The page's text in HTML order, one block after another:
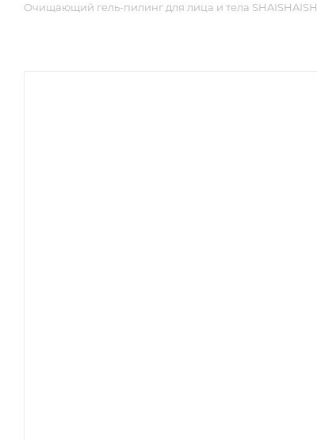
Очищающий гель-пилинг для лица и тела